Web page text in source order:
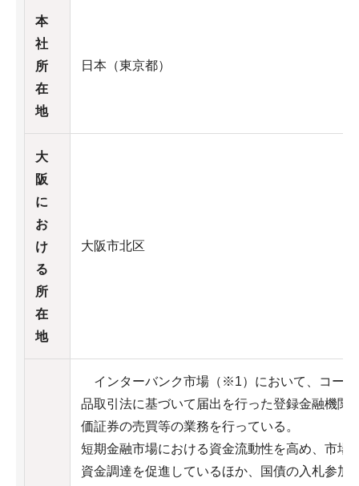
本
社
所
在
地
日本（東京都）
大
阪
に
お
け
る
所
在
地
大阪市北区
インターバンク市場（※1）において、コー
品取引法に基づいて届出を行った登録金融機関
価証券の売買等の業務を行っている。
短期金融市場における資金流動性を高め、市場
資金調達を促進しているほか、国債の入札参加